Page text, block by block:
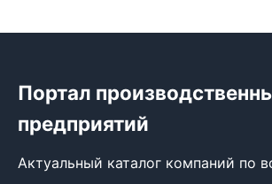
Портал
предприятий
Актуальный каталог компаний по